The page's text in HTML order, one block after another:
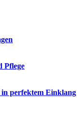
Pflege
perfektem Einklang